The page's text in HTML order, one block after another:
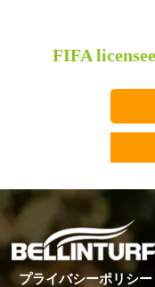
FIFA licensee
プライバシーポリシー